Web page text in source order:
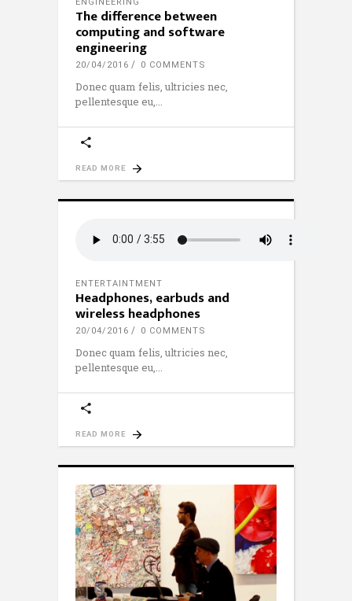
The difference between
computing and software
engineering
20/04/2016 0 COMMENTS
Donec quam felis, ultricies nec,
pellentesque eu,
READ MORE
ENTERTAINTMENT
Headphones, earbuds and
wireless headphones
20/04/2016 0 COMMENTS
Donec quam felis, ultricies nec,
pellentesque eu,
READ MORE